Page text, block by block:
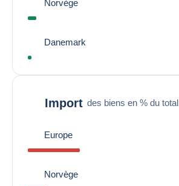
Norvège
Danemark
Import des biens en % du total
Europe
Norvège